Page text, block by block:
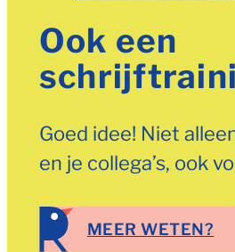
Ook een
Goed idee! Niet
en je collega’s, ook
MEER WETEN?